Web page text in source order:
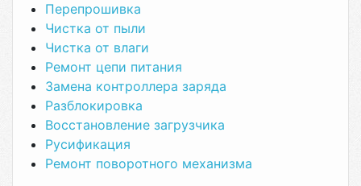
Перепрошивка
Чистка от пыли
Чистка от влаги
Ремонт цепи питания
Замена контроллера заряда
Разблокировка
Восстановление загрузчика
Русификация
Ремонт поворотного механизма